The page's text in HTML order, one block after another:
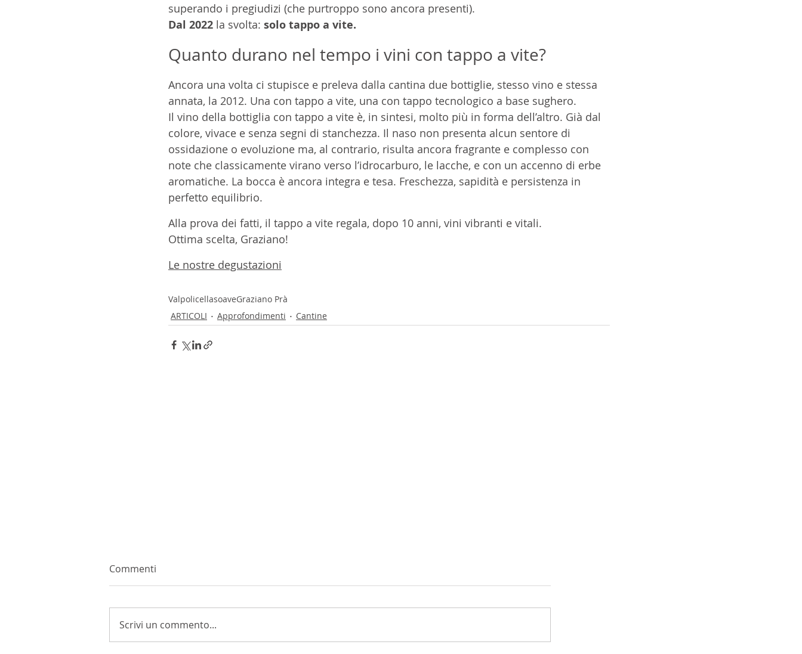
superando i pregiudizi (che purtroppo sono ancora presenti).
Dal 2022 la svolta: solo tappo a vite.
Quanto durano nel tempo i vini con tappo a vite?
Ancora una volta ci stupisce e preleva dalla cantina due bottiglie, stesso vino e stessa
annata, la 2012. Una con tappo a vite, una con tappo tecnologico a base sughero.
Il vino della bottiglia con tappo a vite è, in sintesi, molto più in forma dell’altro. Già dal
colore, vivace e senza segni di stanchezza. Il naso non presenta alcun sentore di
ossidazione o evoluzione ma, al contrario, risulta ancora fragrante e complesso con
note che classicamente virano verso l’idrocarburo, le lacche, e con un accenno di erbe
aromatiche. La bocca è ancora integra e tesa. Freschezza, sapidità e persistenza in
perfetto equilibrio.
Alla prova dei fatti, il tappo a vite regala, dopo 10 anni, vini vibranti e vitali.
Ottima scelta, Graziano!
Le nostre degustazioni
ValpolicellasoaveGraziano Prà
ARTICOLI
Approfondimenti Cantine
Commenti
Scrivi un commento...